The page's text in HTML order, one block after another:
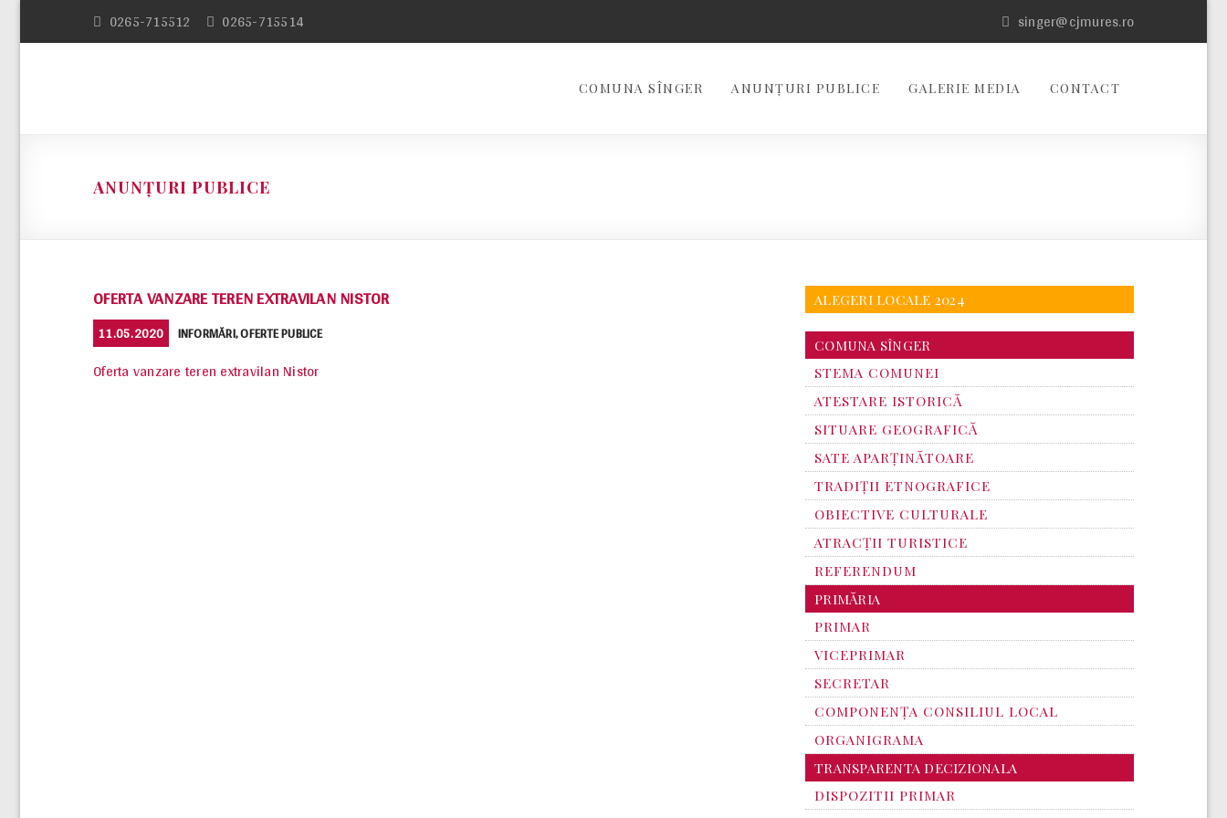
0265-715512 0265-715514 singer@cjmures.ro
COMUNA SÎNGER ANUNȚURI PUBLICE GALERIE MEDIA CONTACT
ANUNȚURI PUBLICE
OFERTA VANZARE TEREN EXTRAVILAN NISTOR
POSTED
ON
11.05.2020 CATEGORIES
INFORMĂRI,OFERTE PUBLICE
Oferta vanzare teren extravilan Nistor
ALEGERI LOCALE 2024
COMUNA SÎNGER
STEMA COMUNEI
ATESTARE ISTORICĂ
SITUARE GEOGRAFICĂ
SATE APARȚINĂTOARE
TRADIȚII ETNOGRAFICE
OBIECTIVE CULTURALE
ATRACȚII TURISTICE
REFERENDUM
PRIMĂRIA
PRIMAR
VICEPRIMAR
SECRETAR
COMPONENȚA CONSILIUL LOCAL
ORGANIGRAMA
TRANSPARENTA DECIZIONALA
DISPOZITII PRIMAR